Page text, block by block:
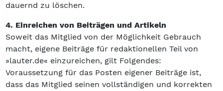
dauernd zu löschen.
4. Einreichen von Beiträgen und Artikeln
Soweit das Mitglied von der Möglichkeit Gebrauch
macht, eigene Beiträge für redaktionellen Teil von
»lauter.de« einzureichen, gilt Folgendes:
Voraussetzung für das Posten eigener Beiträge ist,
dass das Mitglied seinen vollständigen und korrekten